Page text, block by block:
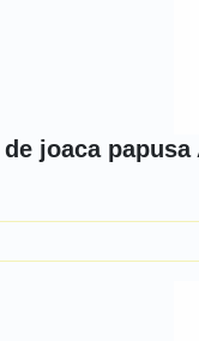
de joaca